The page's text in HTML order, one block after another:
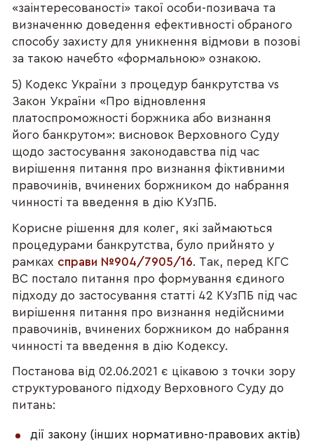
«заінтересованості» такої особи-позивача та
визначенню доведення ефективності обраного
способу захисту для уникнення відмови в позові
за такою начебто «формальною» ознакою.
5) Кодекс України з процедур банкрутства vs
Закон України «Про відновлення
платоспроможності боржника або визнання
його банкрутом»: висновок Верховного Суду
щодо застосування законодавства під час
вирішення питання про визнання фіктивними
правочинів, вчинених боржником до набрання
чинності та введення в дію КУзПБ.
Корисне рішення для колег, які займаються
процедурами банкрутства, було прийнято у
рамках справи №904/7905/16. Так, перед КГС
ВС постало питання про формування єдиного
підходу до застосування статті 42 КУзПБ під час
вирішення питання про визнання недійсними
правочинів, вчинених боржником до набрання
чинності та введення в дію Кодексу.
Постанова від 02.06.2021 є цікавою з точки зору
структурованого підходу Верховного Суду до
питань:
дії закону (інших нормативно-правових актів)